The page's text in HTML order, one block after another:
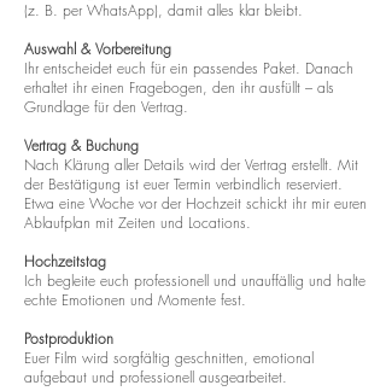
(z. B. per WhatsApp), damit alles klar bleibt.
Auswahl & Vorbereitung
Ihr entscheidet euch für ein passendes Paket. Danach
erhaltet ihr einen Fragebogen, den ihr ausfüllt – als
Grundlage für den Vertrag.
Vertrag & Buchung
Nach Klärung aller Details wird der Vertrag erstellt. Mit
der Bestätigung ist euer Termin verbindlich reserviert.
Etwa eine Woche vor der Hochzeit schickt ihr mir euren
Ablaufplan mit Zeiten und Locations.
Hochzeitstag
Ich begleite euch professionell und unauffällig und halte
echte Emotionen und Momente fest.
Postproduktion
Euer Film wird sorgfältig geschnitten, emotional
aufgebaut und professionell ausgearbeitet.